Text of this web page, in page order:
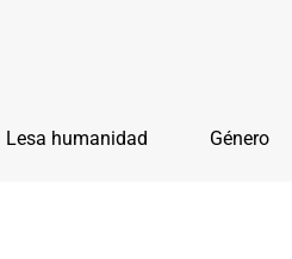
Lesa humanidad Género